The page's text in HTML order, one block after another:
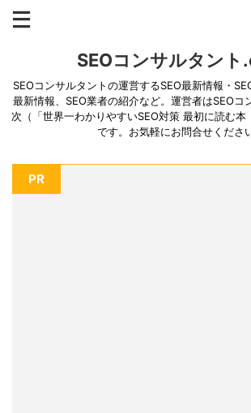
SEOコンサルタント
SEOコンサルタントの運営するSEO最新情報・
最新情報、SEO業者の紹介など。運営者はSEOコ
次（「世界一わかりやすいSEO対策 最初に読む本
です。お気軽にお問合せくださ
PR